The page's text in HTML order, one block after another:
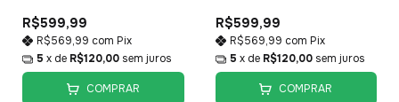
R$599,99
R$569,99 com Pix
5 x de R$120,00 sem juros
COMPRAR
R$599,99
R$569,99 com Pix
5 x de R$120,00 sem juros
COMPRAR